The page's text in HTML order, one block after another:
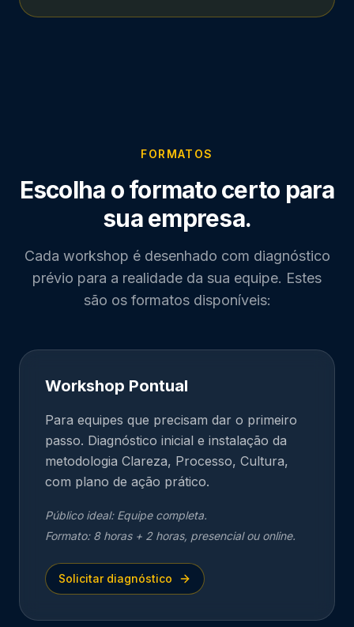
FORMATOS
Escolha o formato certo para
sua empresa.
Cada workshop é desenhado com diagnóstico
prévio para a realidade da sua equipe. Estes
são os formatos disponíveis:
Workshop Pontual
Para equipes que precisam dar o primeiro
passo. Diagnóstico inicial e instalação da
metodologia Clareza, Processo, Cultura,
com plano de ação prático.
Público ideal: Equipe completa.
Formato: 8 horas + 2 horas, presencial ou online.
Solicitar diagnóstico